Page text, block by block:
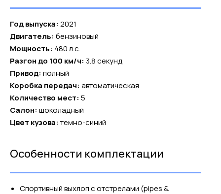
Год выпуска: 2021
Двигатель: бензиновый
Мощность: 480 л.с.
Разгон до 100 км/ч: 3.8 секунд
Привод: полный
Коробка передач: автоматическая
Количество мест: 5
Салон: шоколадный
Цвет кузова: темно-синий
Особенности комплектации
Спортивный выхлоп с отстрелами (pipes &